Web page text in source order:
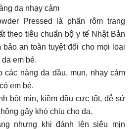
da nhạy cảm
Pressed là phấn rôm trang
theo tiêu chuẩn bộ y tế Nhật Bản
an toàn tuyệt đối cho mọi loại
em bé.
nàng da dầu, mụn, nhạy cảm
em bé.
bột mịn, kiềm dầu cực tốt, dễ sử
gây khó chịu cho da.
nhưng khi đánh lên siêu mịn